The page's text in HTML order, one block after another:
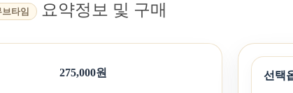
타임 요약정보 및 구매
275,000원 선택